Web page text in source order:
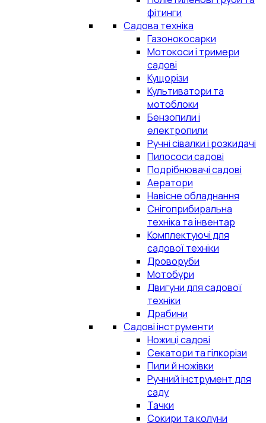
фітинги
Садова техніка
Газонокосарки
Мотокоси і тримери
садові
Кущорізи
Культиватори та
мотоблоки
Бензопили і
електропили
Ручні сівалки і розкидачі
Пилососи садові
Подрібнювачі садові
Аератори
Навісне обладнання
Снігоприбиральна
техніка та інвентар
Комплектуючі для
садової техніки
Дроворуби
Мотобури
Двигуни для садової
техніки
Драбини
Садові інструменти
Ножиці садові
Секатори та гілкорізи
Пили й ножівки
Ручний інструмент для
саду
Тачки
Сокири та колуни